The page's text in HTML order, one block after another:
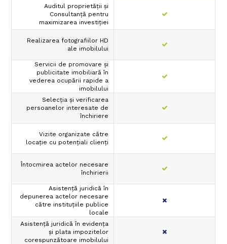
Auditul proprietății și
Consultanţă pentru
maximizarea investiţiei
Realizarea fotografiilor HD
ale imobilului
Servicii de promovare şi
publicitate imobiliară în
vederea ocupării rapide a
imobilului
Selecţia şi verificarea
persoanelor interesate de
închiriere
Vizite organizate către
locaţie cu potenţiali clienţi
Întocmirea actelor necesare
închirierii
Asistenţă juridică în
depunerea actelor necesare
către instituţiile publice
locale
Asistenţă juridică în evidenţa
şi plata impozitelor
corespunzătoare imobilului